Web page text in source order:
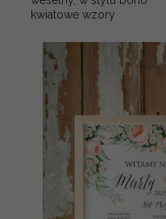
kwiatowe wzory